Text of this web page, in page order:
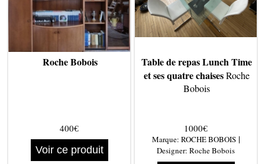
Roche Bobois
400€
Voir ce produit
Table de repas Lunch Time
et ses quatre chaisesRoche
Bobois
1000€
Marque: ROCHE BOBOIS|
Designer: Roche Bobois